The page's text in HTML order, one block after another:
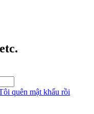
quên mật khẩu rồi